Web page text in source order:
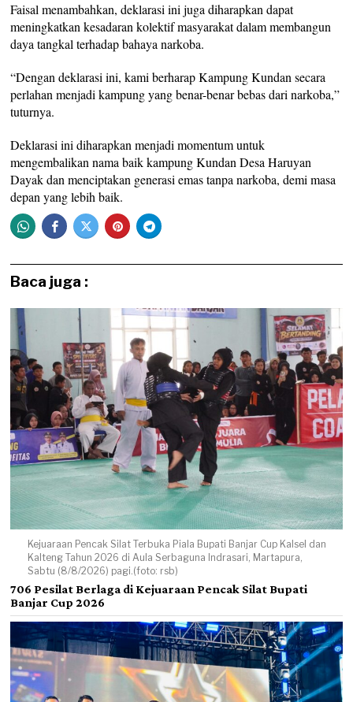
Faisal menambahkan, deklarasi ini juga diharapkan dapat
meningkatkan kesadaran kolektif masyarakat dalam membangun
daya tangkal terhadap bahaya narkoba.
“Dengan deklarasi ini, kami berharap Kampung Kundan secara
perlahan menjadi kampung yang benar-benar bebas dari narkoba,”
tuturnya.
Deklarasi ini diharapkan menjadi momentum untuk
mengembalikan nama baik kampung Kundan Desa Haruyan
Dayak dan menciptakan generasi emas tanpa narkoba, demi masa
depan yang lebih baik.
Baca juga :
Kejuaraan Pencak Silat Terbuka Piala Bupati Banjar Cup Kalsel dan
Kalteng Tahun 2026 di Aula Serbaguna Indrasari, Martapura,
Sabtu (8/8/2026) pagi.(foto: rsb)
706 Pesilat Berlaga di Kejuaraan Pencak Silat Bupati
Banjar Cup 2026